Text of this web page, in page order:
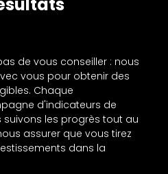
de vous conseiller : nous
vous pour obtenir des
Chaque
d'indicateurs de
les progrès tout au
assurer que vous tirez
dans la